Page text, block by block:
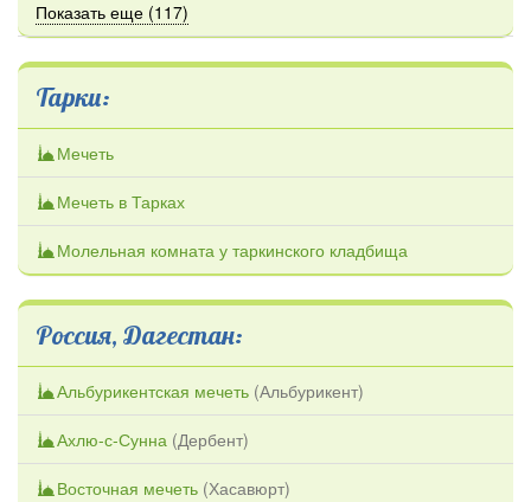
Показать еще (117)
Тарки:
Мечеть
Мечеть в Тарках
Молельная комната у таркинского кладбища
Россия, Дагестан:
Альбурикентская мечеть (Альбурикент)
Ахлю-с-Сунна (Дербент)
Восточная мечеть (Хасавюрт)